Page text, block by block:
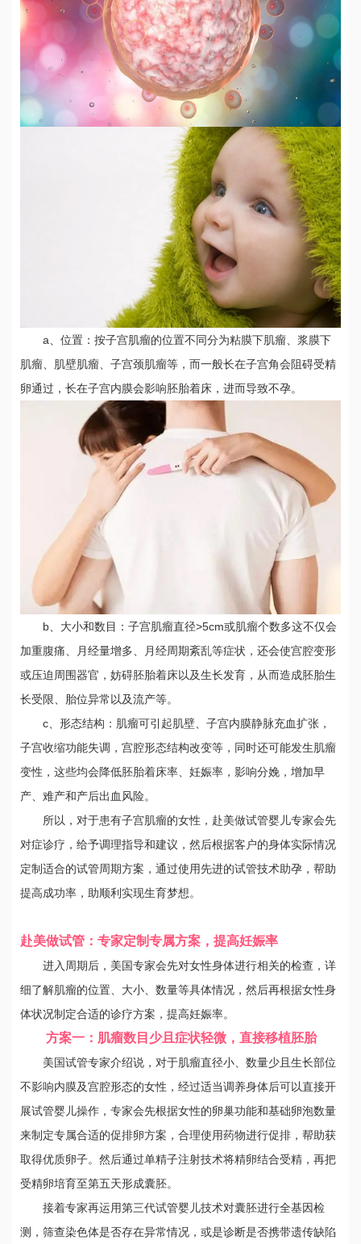
a、位置：按子宫肌瘤的位置不同分为粘膜下肌瘤、浆膜下
肌瘤、肌壁肌瘤、子宫颈肌瘤等，而一般长在子宫角会阻碍受精
卵通过，长在子宫内膜会影响胚胎着床，进而导致不孕。
b、大小和数目：子宫肌瘤直径>5cm或肌瘤个数多这不仅会
加重腹痛、月经量增多、月经周期紊乱等症状，还会使宫腔变形
或压迫周围器官，妨碍胚胎着床以及生长发育，从而造成胚胎生
长受限、胎位异常以及流产等。
c、形态结构：肌瘤可引起肌壁、子宫内膜静脉充血扩张，
子宫收缩功能失调，宫腔形态结构改变等，同时还可能发生肌瘤
变性，这些均会降低胚胎着床率、妊娠率，影响分娩，增加早
产、难产和产后出血风险。
所以，对于患有子宫肌瘤的女性，赴美做试管婴儿专家会先
对症诊疗，给予调理指导和建议，然后根据客户的身体实际情况
定制适合的试管周期方案，通过使用先进的试管技术助孕，帮助
提高成功率，助顺利实现生育梦想。
赴美做试管：专家定制专属方案，提高妊娠率
进入周期后，美国专家会先对女性身体进行相关的检查，详
细了解肌瘤的位置、大小、数量等具体情况，然后再根据女性身
体状况制定合适的诊疗方案，提高妊娠率。
方案一：肌瘤数目少且症状轻微，直接移植胚胎
美国试管专家介绍说，对于肌瘤直径小、数量少且生长部位
不影响内膜及宫腔形态的女性，经过适当调养身体后可以直接开
展试管婴儿操作，专家会先根据女性的卵巢功能和基础卵泡数量
来制定专属合适的促排卵方案，合理使用药物进行促排，帮助获
取得优质卵子。然后通过单精子注射技术将精卵结合受精，再把
受精卵培育至第五天形成囊胚。
接着专家再运用第三代试管婴儿技术对囊胚进行全基因检
测，筛查染色体是否存在异常情况，或是诊断是否携带遗传缺陷